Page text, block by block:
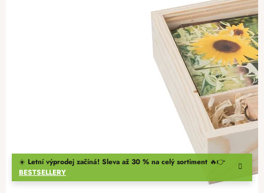
☀️ Letní výprodej začíná! Sleva až 30 % na celý sortiment 🔥👉
BESTSELLERY